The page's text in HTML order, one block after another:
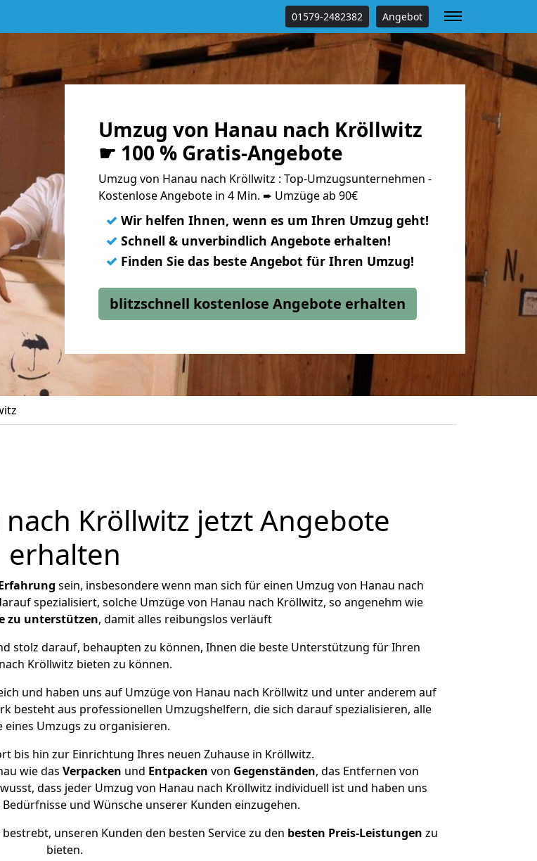
01579-2482382 Angebot
Umzug von Hanau nach Kröllwitz
☛ 100 % Gratis-Angebote
Umzug von Hanau nach Kröllwitz : Top-Umzugsunternehmen -
Kostenlose Angebote in 4 Min. ➨ Umzüge ab 90€
✓ Wir helfen Ihnen, wenn es um Ihren Umzug geht!
✓ Schnell & unverbindlich Angebote erhalten!
✓ Finden Sie das beste Angebot für Ihren Umzug!
blitzschnell kostenlose Angebote erhalten
Kröllwitz jetzt Angebote
erhalten
sein, insbesondere wenn man sich für einen Umzug von Hanau nach
spezialisiert, solche Umzüge von Hanau nach Kröllwitz, so angenehm wie
zu unterstützen, damit alles reibungslos verläuft
stolz darauf, behaupten zu können, Ihnen die beste Unterstützung für Ihren
Kröllwitz bieten zu können.
und haben uns auf Umzüge von Hanau nach Kröllwitz und unter anderem auf
besteht aus professionellen Umzugshelfern, die sich darauf spezialisieren, alle
eines Umzugs zu organisieren.
bis hin zur Einrichtung Ihres neuen Zuhause in Kröllwitz.
wie das Verpacken und Entpacken von Gegenständen, das Entfernen von
dass jeder Umzug von Hanau nach Kröllwitz individuell ist und haben uns
und Wünsche unserer Kunden einzugehen.
unseren Kunden den besten Service zu den besten Preis-Leistungen zu
bieten.